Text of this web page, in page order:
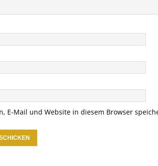
E-Mail und Website in diesem Browser